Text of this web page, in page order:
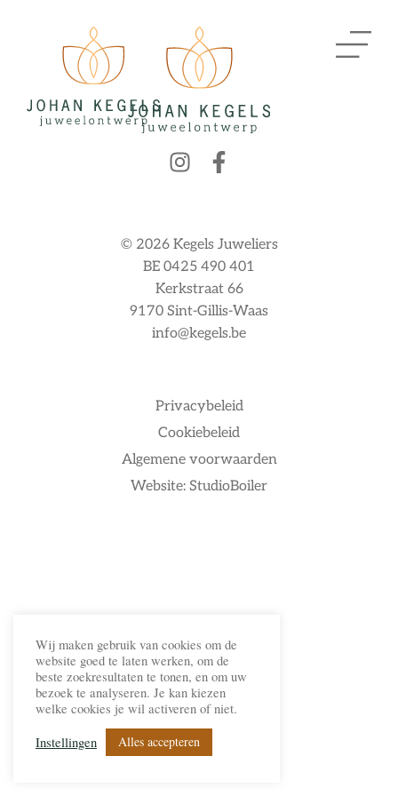
Privacybeleid
Cookiebeleid
Algemene voorwaarden
Website: StudioBoiler
© 2026 Kegels Juweliers
BE 0425 490 401
Kerkstraat 66
9170 Sint-Gillis-Waas
info@kegels.be
Wij maken gebruik van cookies om de
website goed te laten werken, om de
beste zoekresultaten te tonen, en om uw
bezoek te analyseren. Je kan kiezen
welke cookies je wil activeren of niet.
Instellingen
Alles accepteren